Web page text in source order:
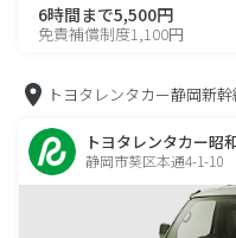
6時間まで5,500円
免責補償制度1,100円
トヨタレンタカー静岡新
トヨタレンタカー昭
静岡市葵区本通4-1-10